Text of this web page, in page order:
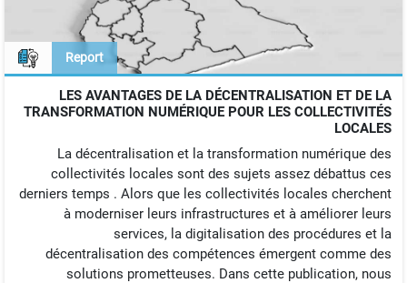
Report
LES AVANTAGES DE LA DÉCENTRALISATION ET DE LA
TRANSFORMATION NUMÉRIQUE POUR LES COLLECTIVITÉS
LOCALES
La décentralisation et la transformation numérique des
collectivités locales sont des sujets assez débattus ces
derniers temps . Alors que les collectivités locales cherchent
à moderniser leurs infrastructures et à améliorer leurs
services, la digitalisation des procédures et la
décentralisation des compétences émergent comme des
solutions prometteuses. Dans cette publication, nous